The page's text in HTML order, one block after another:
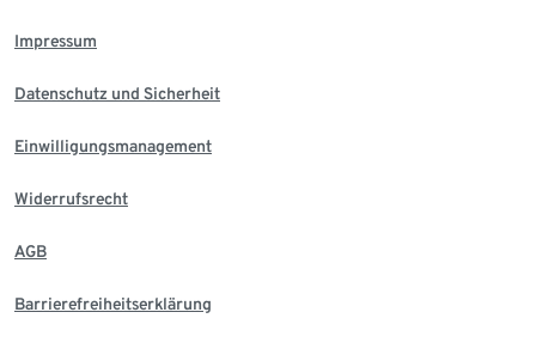
Impressum
Datenschutz und Sicherheit
Einwilligungsmanagement
Widerrufsrecht
AGB
Barrierefreiheitserklärung